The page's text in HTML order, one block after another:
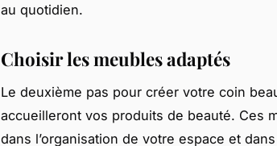
au quotidien.
Choisir les meubles adaptés
Le deuxième pas pour créer votre coin
accueilleront vos produits de beauté. Ces
dans l’organisation de votre espace et